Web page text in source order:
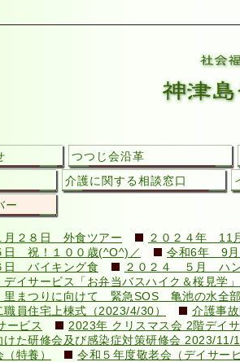
つつじ会沿革
介護に関する相談窓口
ー
月２８日 外食ツアー
２０２４年 11
日 祝！１００歳(^O^)／
令和6年 9
日 バイキング食
２０２４ ５月 ハ
イサービス「お弁当バスハイク＆桜見学」
里まつりに向けて 緊急SOS 亀池の水全
員住宅上棟式（2023/4/30）
介護事
ービス
2023年 クリスマス会 2階デイ
けた研修会及び感染症対策研修会 2023/11/
特養）
令和５年度敬老会（デイサー